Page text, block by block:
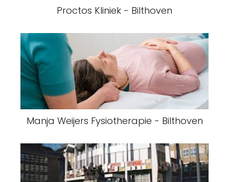
Proctos Kliniek - Bilthoven
Manja Weijers Fysiotherapie - Bilthoven